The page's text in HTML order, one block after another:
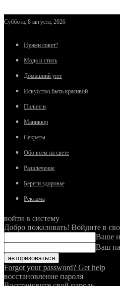
Суббота, 8 августа, 2026
Нужен совет?
Мода и стиль
Домашний уют
Искусство быть красивой
Пилинги
Маникюр
Секреты
Обо всём на свете
Развлечение
Береги здоровье
Реклама
войти в систему
Добро пожаловать! Войдите в
Ваше
Ваш
Forgot your password? Get help
восстановление пароля